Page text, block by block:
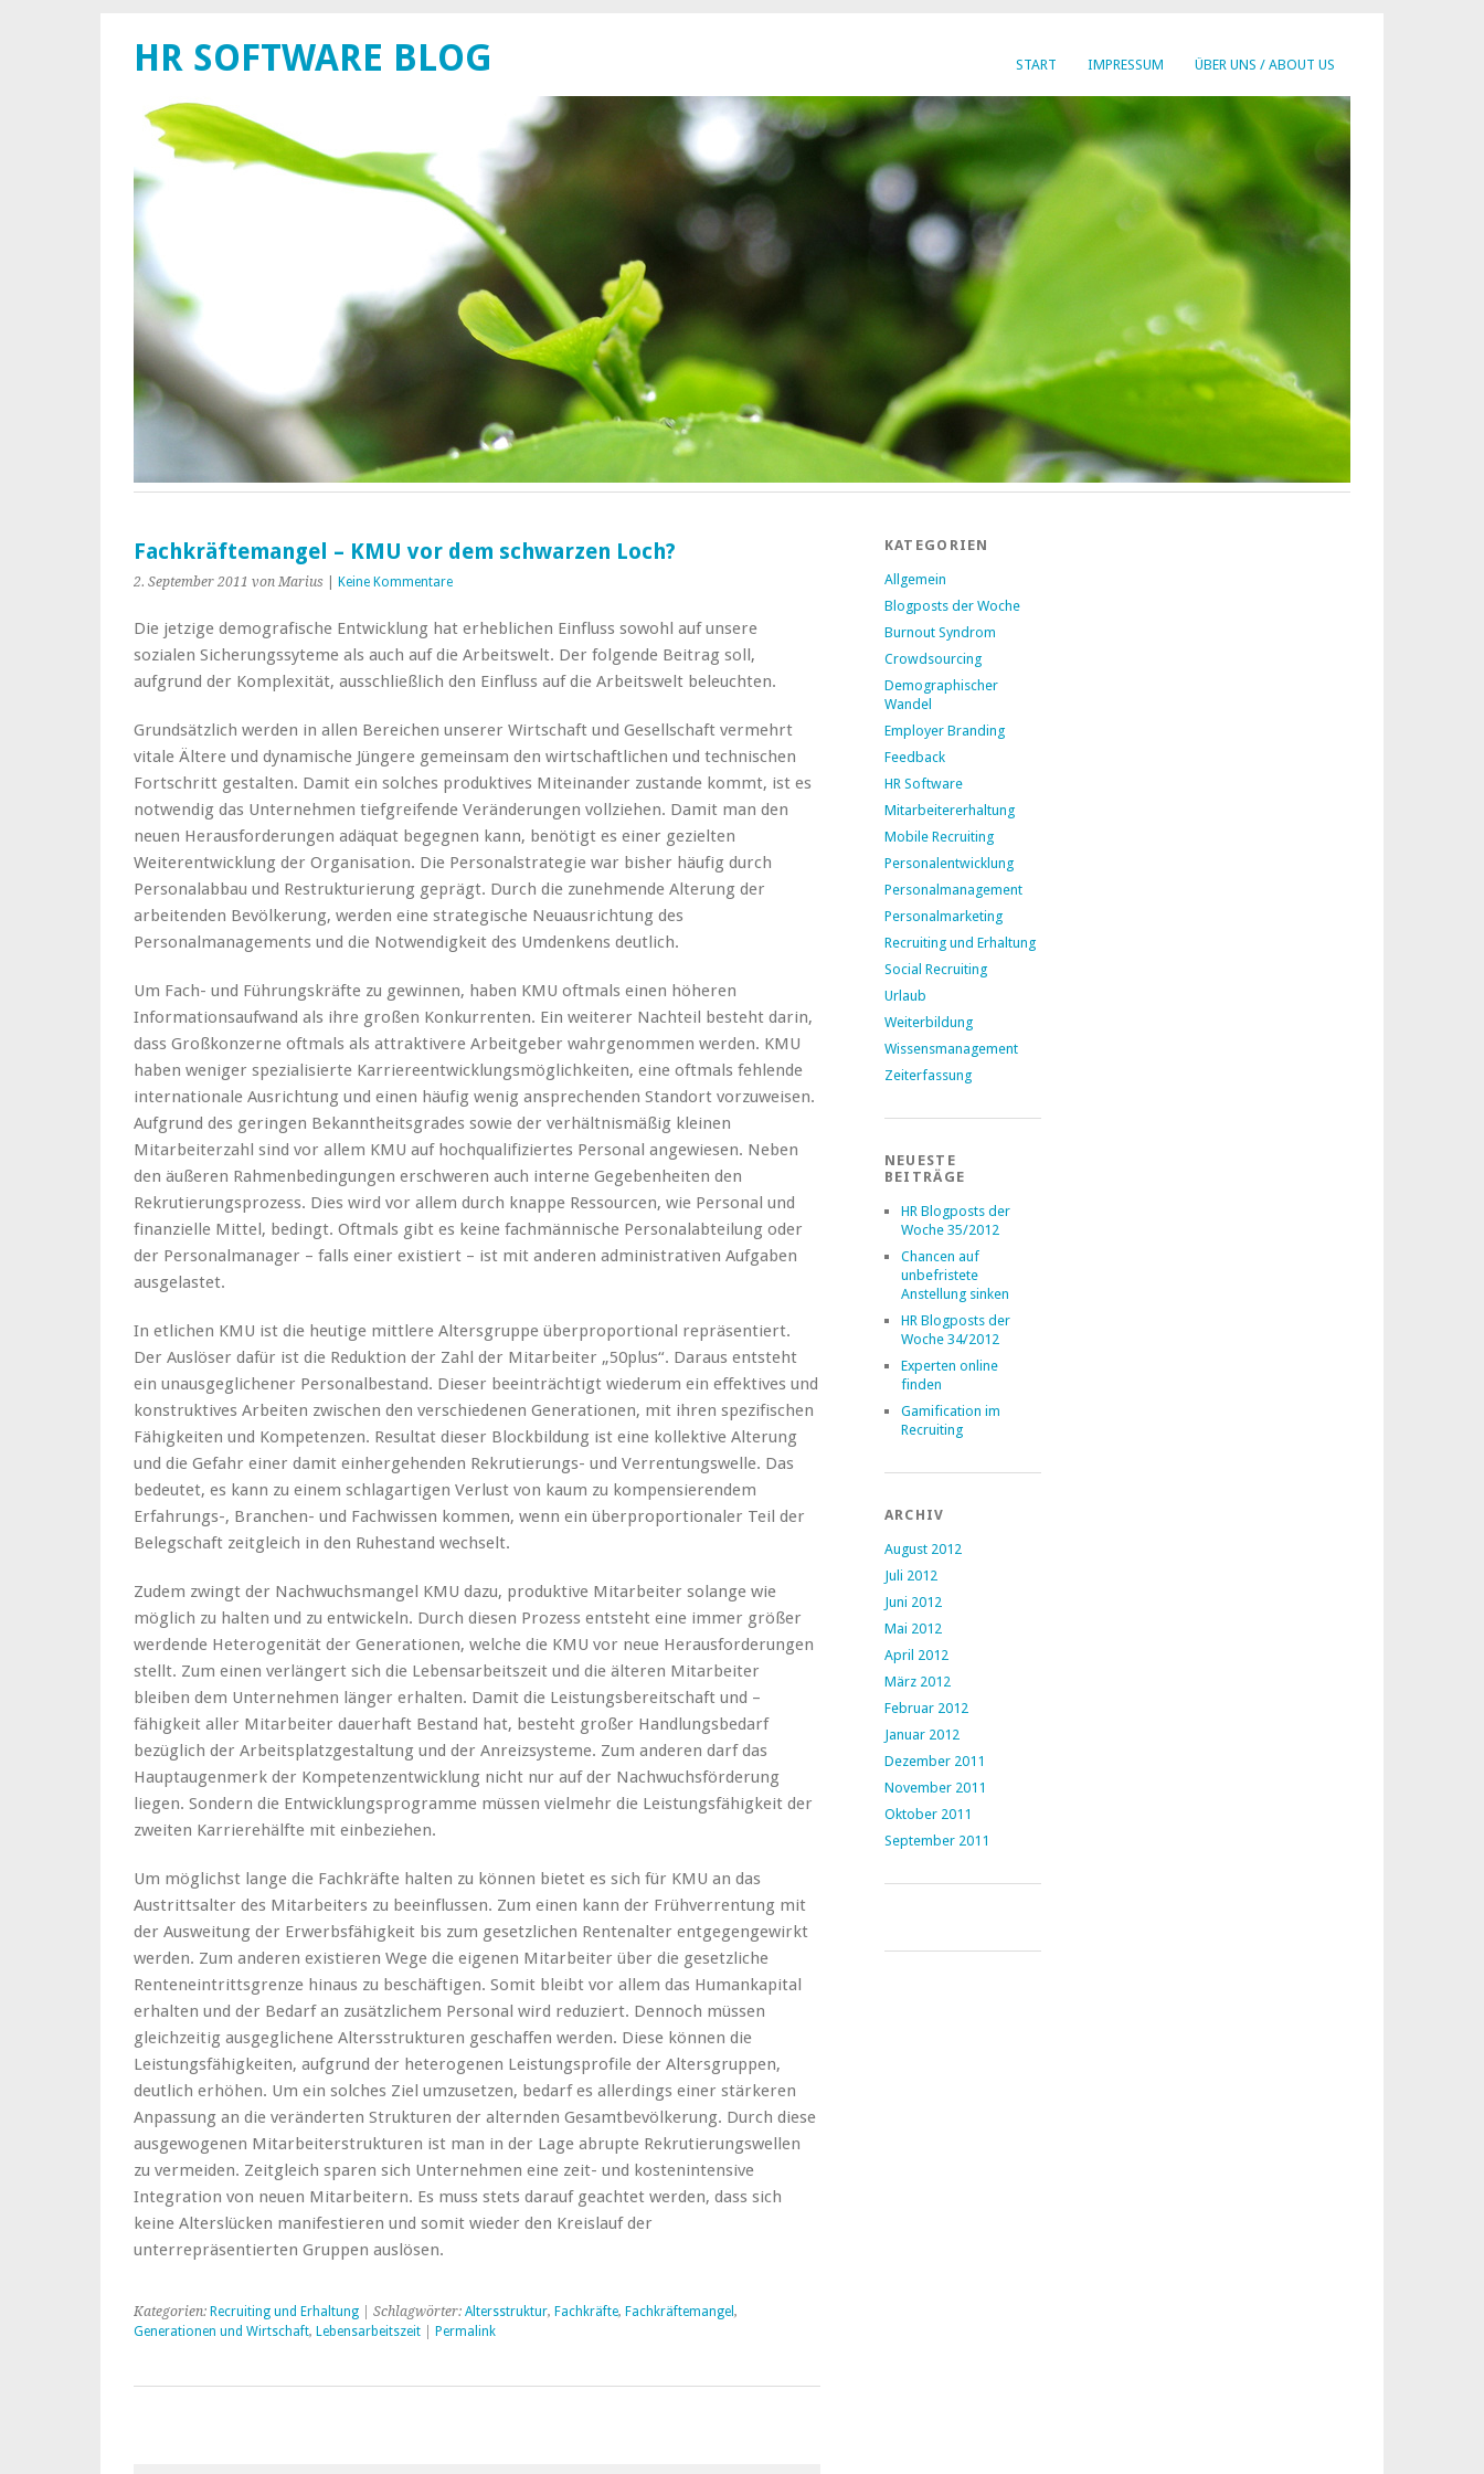
START IMPRESSUM ÜBER UNS / ABOUT US
HR SOFTWARE BLOG
Fachkräftemangel – KMU vor dem schwarzen Loch?
2. September 2011 von Marius Keine Kommentare
Die jetzige demografische Entwicklung hat erheblichen Einfluss sowohl auf unsere
sozialen Sicherungssyteme als auch auf die Arbeitswelt. Der folgende Beitrag soll,
aufgrund der Komplexität, ausschließlich den Einfluss auf die Arbeitswelt beleuchten.
Grundsätzlich werden in allen Bereichen unserer Wirtschaft und Gesellschaft vermehrt
vitale Ältere und dynamische Jüngere gemeinsam den wirtschaftlichen und technischen
Fortschritt gestalten. Damit ein solches produktives Miteinander zustande kommt, ist es
notwendig das Unternehmen tiefgreifende Veränderungen vollziehen. Damit man den
neuen Herausforderungen adäquat begegnen kann, benötigt es einer gezielten
Weiterentwicklung der Organisation. Die Personalstrategie war bisher häufig durch
Personalabbau und Restrukturierung geprägt. Durch die zunehmende Alterung der
arbeitenden Bevölkerung, werden eine strategische Neuausrichtung des
Personalmanagements und die Notwendigkeit des Umdenkens deutlich.
Um Fach- und Führungskräfte zu gewinnen, haben KMU oftmals einen höheren
Informationsaufwand als ihre großen Konkurrenten. Ein weiterer Nachteil besteht darin,
dass Großkonzerne oftmals als attraktivere Arbeitgeber wahrgenommen werden. KMU
haben weniger spezialisierte Karriereentwicklungsmöglichkeiten, eine oftmals fehlende
internationale Ausrichtung und einen häufig wenig ansprechenden Standort vorzuweisen.
Aufgrund des geringen Bekanntheitsgrades sowie der verhältnismäßig kleinen
Mitarbeiterzahl sind vor allem KMU auf hochqualifiziertes Personal angewiesen. Neben
den äußeren Rahmenbedingungen erschweren auch interne Gegebenheiten den
Rekrutierungsprozess. Dies wird vor allem durch knappe Ressourcen, wie Personal und
finanzielle Mittel, bedingt. Oftmals gibt es keine fachmännische Personalabteilung oder
der Personalmanager – falls einer existiert – ist mit anderen administrativen Aufgaben
ausgelastet.
In etlichen KMU ist die heutige mittlere Altersgruppe überproportional repräsentiert.
Der Auslöser dafür ist die Reduktion der Zahl der Mitarbeiter „50plus“. Daraus entsteht
ein unausgeglichener Personalbestand. Dieser beeinträchtigt wiederum ein effektives und
konstruktives Arbeiten zwischen den verschiedenen Generationen, mit ihren spezifischen
Fähigkeiten und Kompetenzen. Resultat dieser Blockbildung ist eine kollektive Alterung
und die Gefahr einer damit einhergehenden Rekrutierungs- und Verrentungswelle. Das
bedeutet, es kann zu einem schlagartigen Verlust von kaum zu kompensierendem
Erfahrungs-, Branchen- und Fachwissen kommen, wenn ein überproportionaler Teil der
Belegschaft zeitgleich in den Ruhestand wechselt.
Zudem zwingt der Nachwuchsmangel KMU dazu, produktive Mitarbeiter solange wie
möglich zu halten und zu entwickeln. Durch diesen Prozess entsteht eine immer größer
werdende Heterogenität der Generationen, welche die KMU vor neue Herausforderungen
stellt. Zum einen verlängert sich die Lebensarbeitszeit und die älteren Mitarbeiter
bleiben dem Unternehmen länger erhalten. Damit die Leistungsbereitschaft und –
fähigkeit aller Mitarbeiter dauerhaft Bestand hat, besteht großer Handlungsbedarf
bezüglich der Arbeitsplatzgestaltung und der Anreizsysteme. Zum anderen darf das
Hauptaugenmerk der Kompetenzentwicklung nicht nur auf der Nachwuchsförderung
liegen. Sondern die Entwicklungsprogramme müssen vielmehr die Leistungsfähigkeit der
zweiten Karrierehälfte mit einbeziehen.
Um möglichst lange die Fachkräfte halten zu können bietet es sich für KMU an das
Austrittsalter des Mitarbeiters zu beeinflussen. Zum einen kann der Frühverrentung mit
der Ausweitung der Erwerbsfähigkeit bis zum gesetzlichen Rentenalter entgegengewirkt
werden. Zum anderen existieren Wege die eigenen Mitarbeiter über die gesetzliche
Renteneintrittsgrenze hinaus zu beschäftigen. Somit bleibt vor allem das Humankapital
erhalten und der Bedarf an zusätzlichem Personal wird reduziert. Dennoch müssen
gleichzeitig ausgeglichene Altersstrukturen geschaffen werden. Diese können die
Leistungsfähigkeiten, aufgrund der heterogenen Leistungsprofile der Altersgruppen,
deutlich erhöhen. Um ein solches Ziel umzusetzen, bedarf es allerdings einer stärkeren
Anpassung an die veränderten Strukturen der alternden Gesamtbevölkerung. Durch diese
ausgewogenen Mitarbeiterstrukturen ist man in der Lage abrupte Rekrutierungswellen
zu vermeiden. Zeitgleich sparen sich Unternehmen eine zeit- und kostenintensive
Integration von neuen Mitarbeitern. Es muss stets darauf geachtet werden, dass sich
keine Alterslücken manifestieren und somit wieder den Kreislauf der
unterrepräsentierten Gruppen auslösen.
Kategorien: Recruiting und Erhaltung | Schlagwörter: Altersstruktur, Fachkräfte, Fachkräftemangel ,
Generationen und Wirtschaft, Lebensarbeitszeit Permalink
KATEGORIEN
Allgemein
Blogposts der Woche
Burnout Syndrom
Crowdsourcing
Demographischer
Wandel
Employer Branding
Feedback
HR Software
Mitarbeitererhaltung
Mobile Recruiting
Personalentwicklung
Personalmanagement
Personalmarketing
Recruiting und Erhaltung
Social Recruiting
Urlaub
Weiterbildung
Wissensmanagement
Zeiterfassung
NEUESTE
BEITRÄGE
HR Blogposts der
Woche 35/2012
Chancen auf
unbefristete
Anstellung sinken
HR Blogposts der
Woche 34/2012
Experten online
finden
Gamification im
Recruiting
ARCHIV
August 2012
Juli 2012
Juni 2012
Mai 2012
April 2012
März 2012
Februar 2012
Januar 2012
Dezember 2011
November 2011
Oktober 2011
September 2011